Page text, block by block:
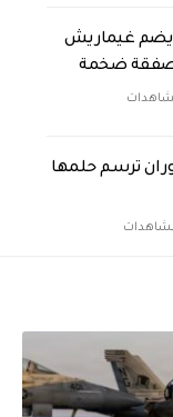
يضم غيماريش
صفقة ضخمة
ترسم حلمها